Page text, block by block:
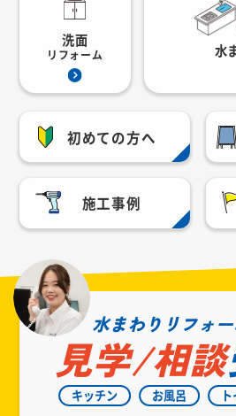
洗面
リフォーム 水
初めての方へ
施工事例
水まわりリフォ
見学/相談
キッチン お風呂